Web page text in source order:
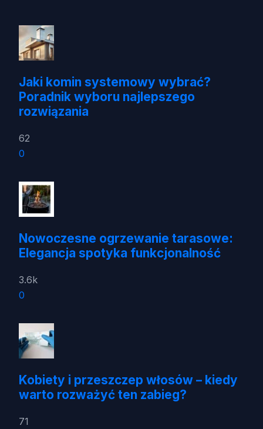
Jaki komin systemowy wybrać?
Poradnik wyboru najlepszego
rozwiązania
62
0
Nowoczesne ogrzewanie tarasowe:
Elegancja spotyka funkcjonalność
3.6k
0
Kobiety i przeszczep włosów – kiedy
warto rozważyć ten zabieg?
71